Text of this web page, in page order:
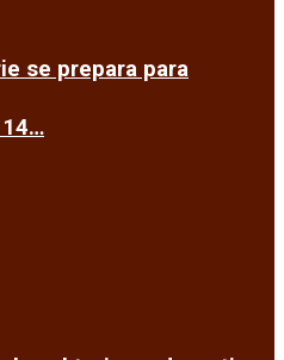
se prepara para